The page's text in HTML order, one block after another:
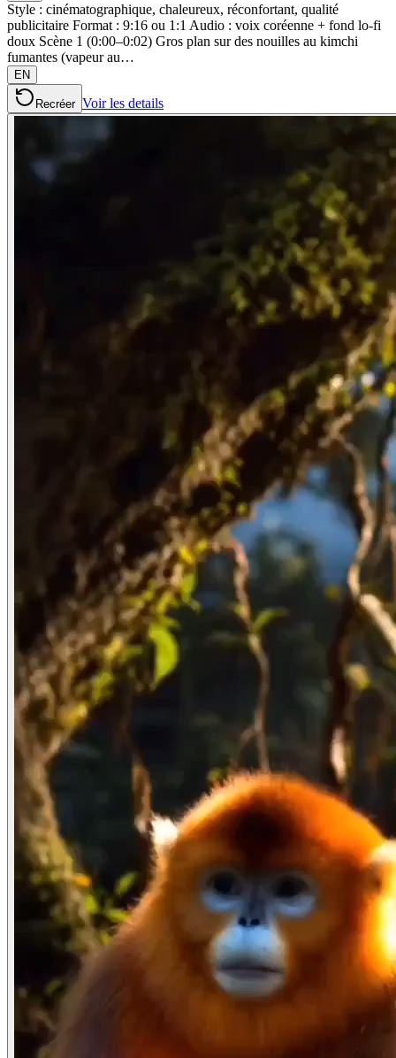
Style : cinématographique, chaleureux, réconfortant, qualité
publicitaire Format : 9:16 ou 1:1 Audio : voix coréenne + fond lo-fi
doux Scène 1 (0:00–0:02) Gros plan sur des nouilles au kimchi
fumantes (vapeur au…
EN
Recréer Voir les details